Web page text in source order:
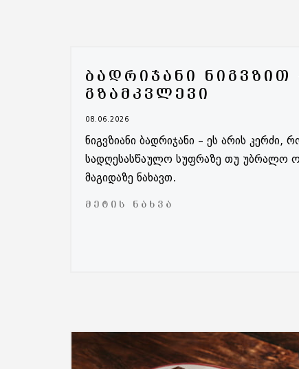
ᲑᲐᲓᲠᲘᲯᲐᲜᲘ ᲜᲘᲒᲕᲖᲘᲗ
ᲒᲖᲐᲛᲙᲕᲚᲔᲕᲘ
08.06.2026
ნიგვზიანი ბადრიჯანი – ეს არის
სადღესასწაულო სუფრაზე თუ უბრალო
მაგიდაზე ნახავთ.
ᲛᲔᲢᲘᲡ ᲜᲐᲮᲕᲐ